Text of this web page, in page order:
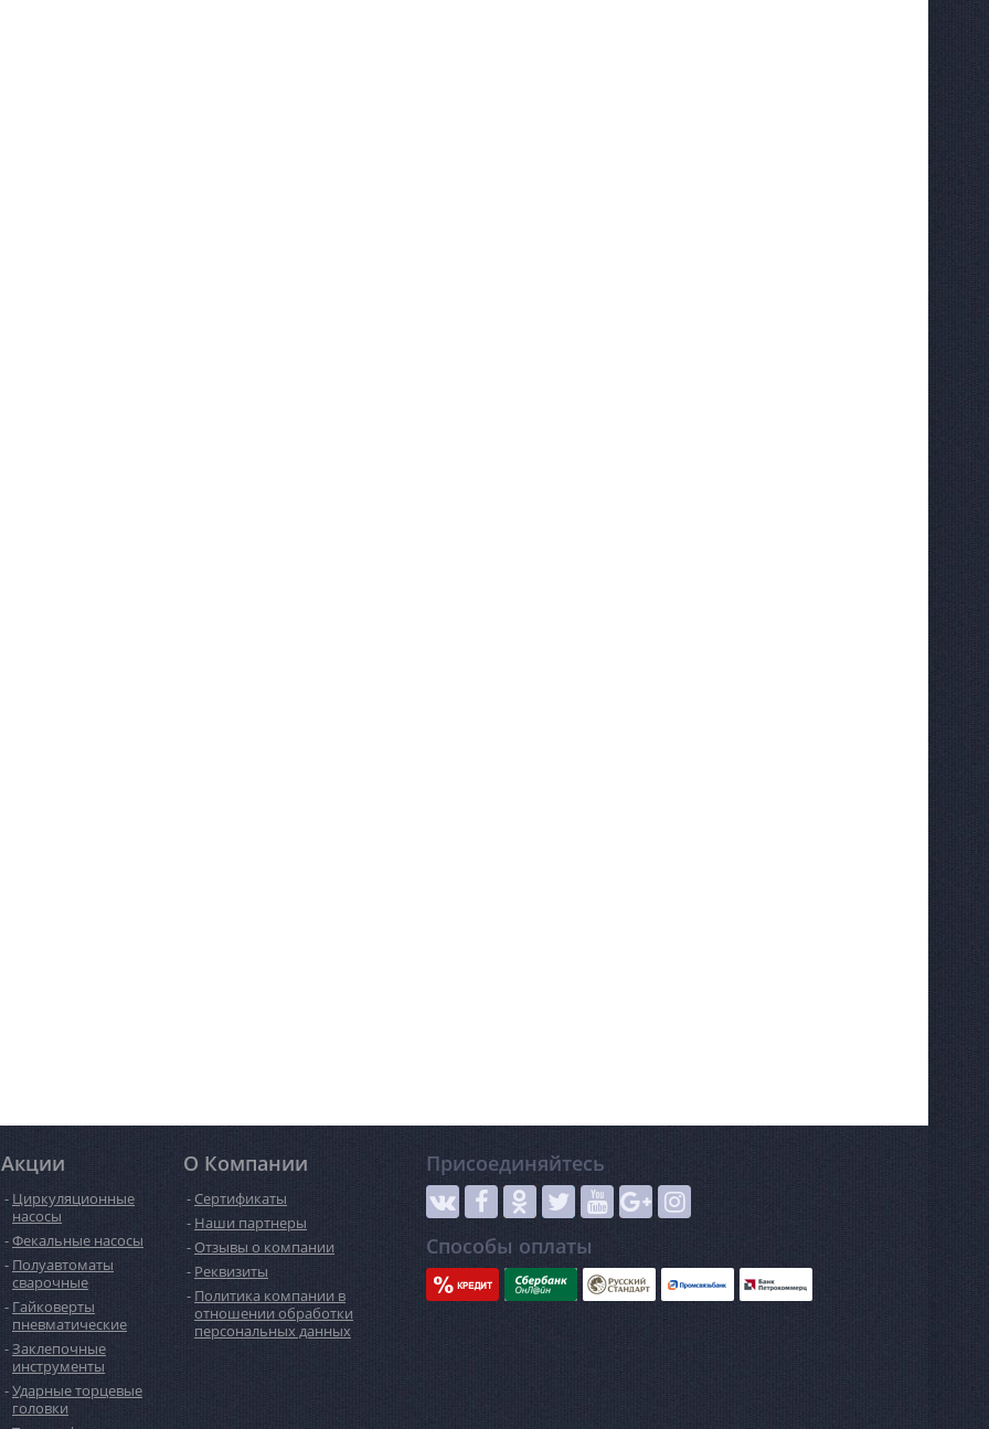
Акции
Циркуляционные
насосы
Фекальные насосы
Полуавтоматы
сварочные
Гайковерты
пневматические
Заклепочные
инструменты
Ударные торцевые
головки
О Компании
Сертификаты
Наши партнеры
Отзывы о компании
Реквизиты
Политика компании в
отношении обработки
персональных данных
Присоединяйтесь
Способы оплаты